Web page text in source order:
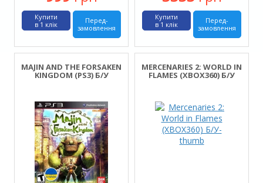
Перед-
замовлення
Купити
в 1 клік
Перед-
замовлення
Купити
в 1 клік
MAJIN AND THE FORSAKEN
KINGDOM (PS3) Б/У
MERCENARIES 2: WORLD IN
FLAMES (XBOX360) Б/У